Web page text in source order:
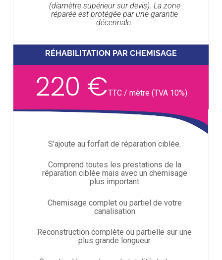
(diamètre supérieur sur devis). La zone
réparée est protégée par une garantie
décennale.
RÉHABILITATION PAR CHEMISAGE
220 €TTC / mètre (TVA 10%)
S'ajoute au forfait de réparation ciblée.
Comprend toutes les prestations de la
réparation ciblée mais avec un chemisage
plus important
Chemisage complet ou partiel de votre
canalisation
Reconstruction complète ou partielle sur une
plus grande longueur